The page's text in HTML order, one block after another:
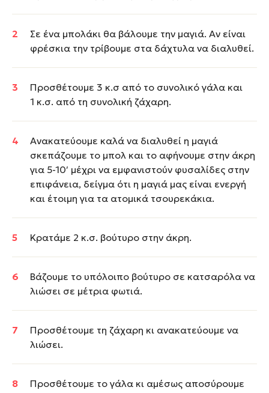
Σε ένα μπολάκι θα βάλουμε την μαγιά. Αν είναι
φρέσκια την τρίβουμε στα δάχτυλα να διαλυθεί.
Προσθέτουμε 3 κ.σ από το συνολικό γάλα και
1 κ.σ. από τη συνολική ζάχαρη.
Ανακατεύουμε καλά να διαλυθεί η μαγιά
σκεπάζουμε το μπολ και το αφήνουμε στην άκρη
για 5-10′ μέχρι να εμφανιστούν φυσαλίδες στην
επιφάνεια, δείγμα ότι η μαγιά μας είναι ενεργή
και έτοιμη για τα ατομικά τσουρεκάκια.
Κρατάμε 2 κ.σ. βούτυρο στην άκρη.
Βάζουμε το υπόλοιπο βούτυρο σε κατσαρόλα να
λιώσει σε μέτρια φωτιά.
Προσθέτουμε τη ζάχαρη κι ανακατεύουμε να
λιώσει.
Προσθέτουμε το γάλα κι αμέσως αποσύρουμε